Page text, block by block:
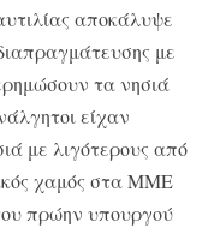
αποκάλυψε
με
τα νησιά
είχαν
με λιγότερους από
χαμός στα ΜΜΕ
πρώην υπουργού